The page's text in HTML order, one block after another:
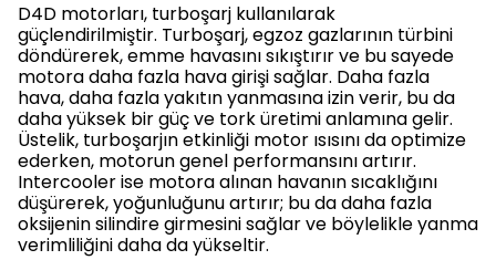
D4D motorları, turboşarj kullanılarak
güçlendirilmiştir. Turboşarj, egzoz gazlarının türbini
döndürerek, emme havasını sıkıştırır ve bu sayede
motora daha fazla hava girişi sağlar. Daha fazla
hava, daha fazla yakıtın yanmasına izin verir, bu da
daha yüksek bir güç ve tork üretimi anlamına gelir.
Üstelik, turboşarjın etkinliği motor ısısını da optimize
ederken, motorun genel performansını artırır.
Intercooler ise motora alınan havanın sıcaklığını
düşürerek, yoğunluğunu artırır; bu da daha fazla
oksijenin silindire girmesini sağlar ve böylelikle yanma
verimliliğini daha da yükseltir.